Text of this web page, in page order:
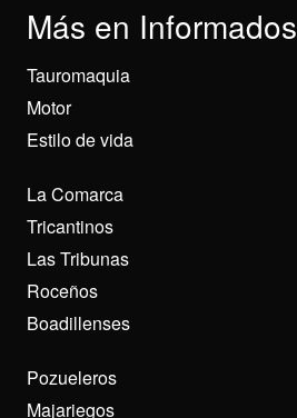
Más en Informados
Tauromaquia
Motor
Estilo de vida
La Comarca
Tricantinos
Las Tribunas
Roceños
Boadillenses
Pozueleros
Majariegos